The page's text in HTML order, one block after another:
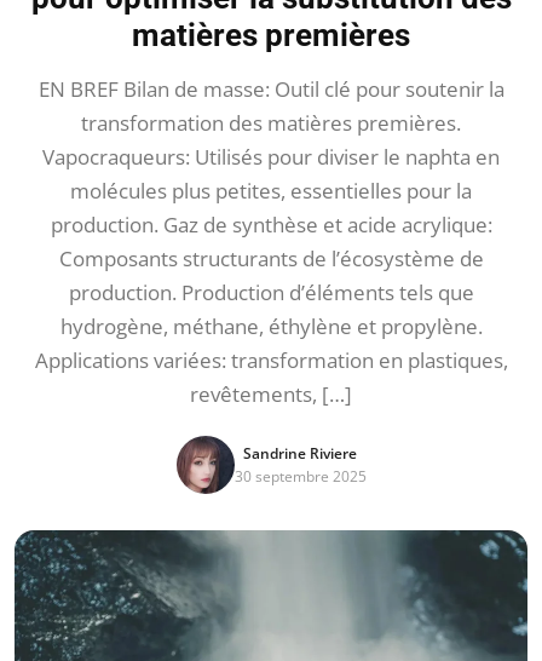
matières premières
EN BREF Bilan de masse: Outil clé pour soutenir la
transformation des matières premières.
Vapocraqueurs: Utilisés pour diviser le naphta en
molécules plus petites, essentielles pour la
production. Gaz de synthèse et acide acrylique:
Composants structurants de l’écosystème de
production. Production d’éléments tels que
hydrogène, méthane, éthylène et propylène.
Applications variées: transformation en plastiques,
revêtements, […]
Sandrine Riviere
30 septembre 2025